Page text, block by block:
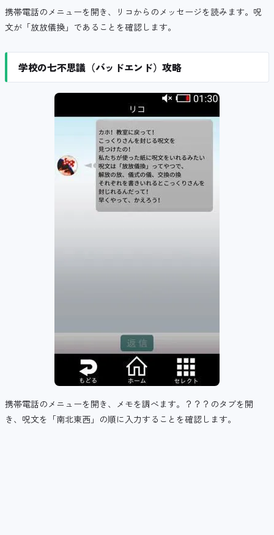
携帯電話のメニューを開き、リコからのメッセージを読みます。呪
文が「放放儀換」であることを確認します。
学校の七不思議（バッドエンド）攻略
携帯電話のメニューを開き、メモを調べます。？？？のタブを開
き、呪文を「南北東西」の順に入力することを確認します。